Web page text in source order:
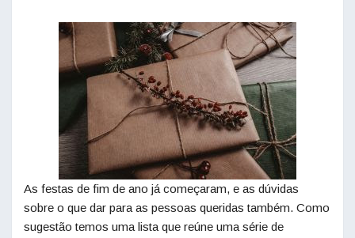
As festas de fim de ano já começaram, e as dúvidas
sobre o que dar para as pessoas queridas também. Como
sugestão temos uma lista que reúne uma série de